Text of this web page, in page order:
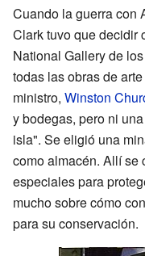
Cuando la guerra con
Clark tuvo que decidir
National Gallery de
todas las obras de
ministro, Winston
y bodegas, pero ni
isla". Se eligió una
como almacén. Allí se
especiales para
mucho sobre cómo
para su conservación.